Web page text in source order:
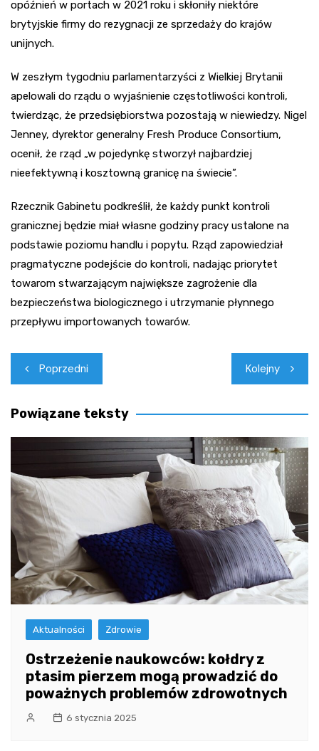
opóźnień w portach w 2021 roku i skłoniły niektóre
brytyjskie firmy do rezygnacji ze sprzedaży do krajów
unijnych.
W zeszłym tygodniu parlamentarzyści z Wielkiej Brytanii
apelowali do rządu o wyjaśnienie częstotliwości kontroli,
twierdząc, że przedsiębiorstwa pozostają w niewiedzy. Nigel
Jenney, dyrektor generalny Fresh Produce Consortium,
ocenił, że rząd „w pojedynkę stworzył najbardziej
nieefektywną i kosztowną granicę na świecie”.
Rzecznik Gabinetu podkreślił, że każdy punkt kontroli
granicznej będzie miał własne godziny pracy ustalone na
podstawie poziomu handlu i popytu. Rząd zapowiedział
pragmatyczne podejście do kontroli, nadając priorytet
towarom stwarzającym największe zagrożenie dla
bezpieczeństwa biologicznego i utrzymanie płynnego
przepływu importowanych towarów.
Nawigacja
wpisu
Poprzedni Kolejny
Powiązane teksty
Aktualności Zdrowie
Ostrzeżenie naukowców: kołdry z
ptasim pierzem mogą prowadzić do
poważnych problemów zdrowotnych
6 stycznia 2025